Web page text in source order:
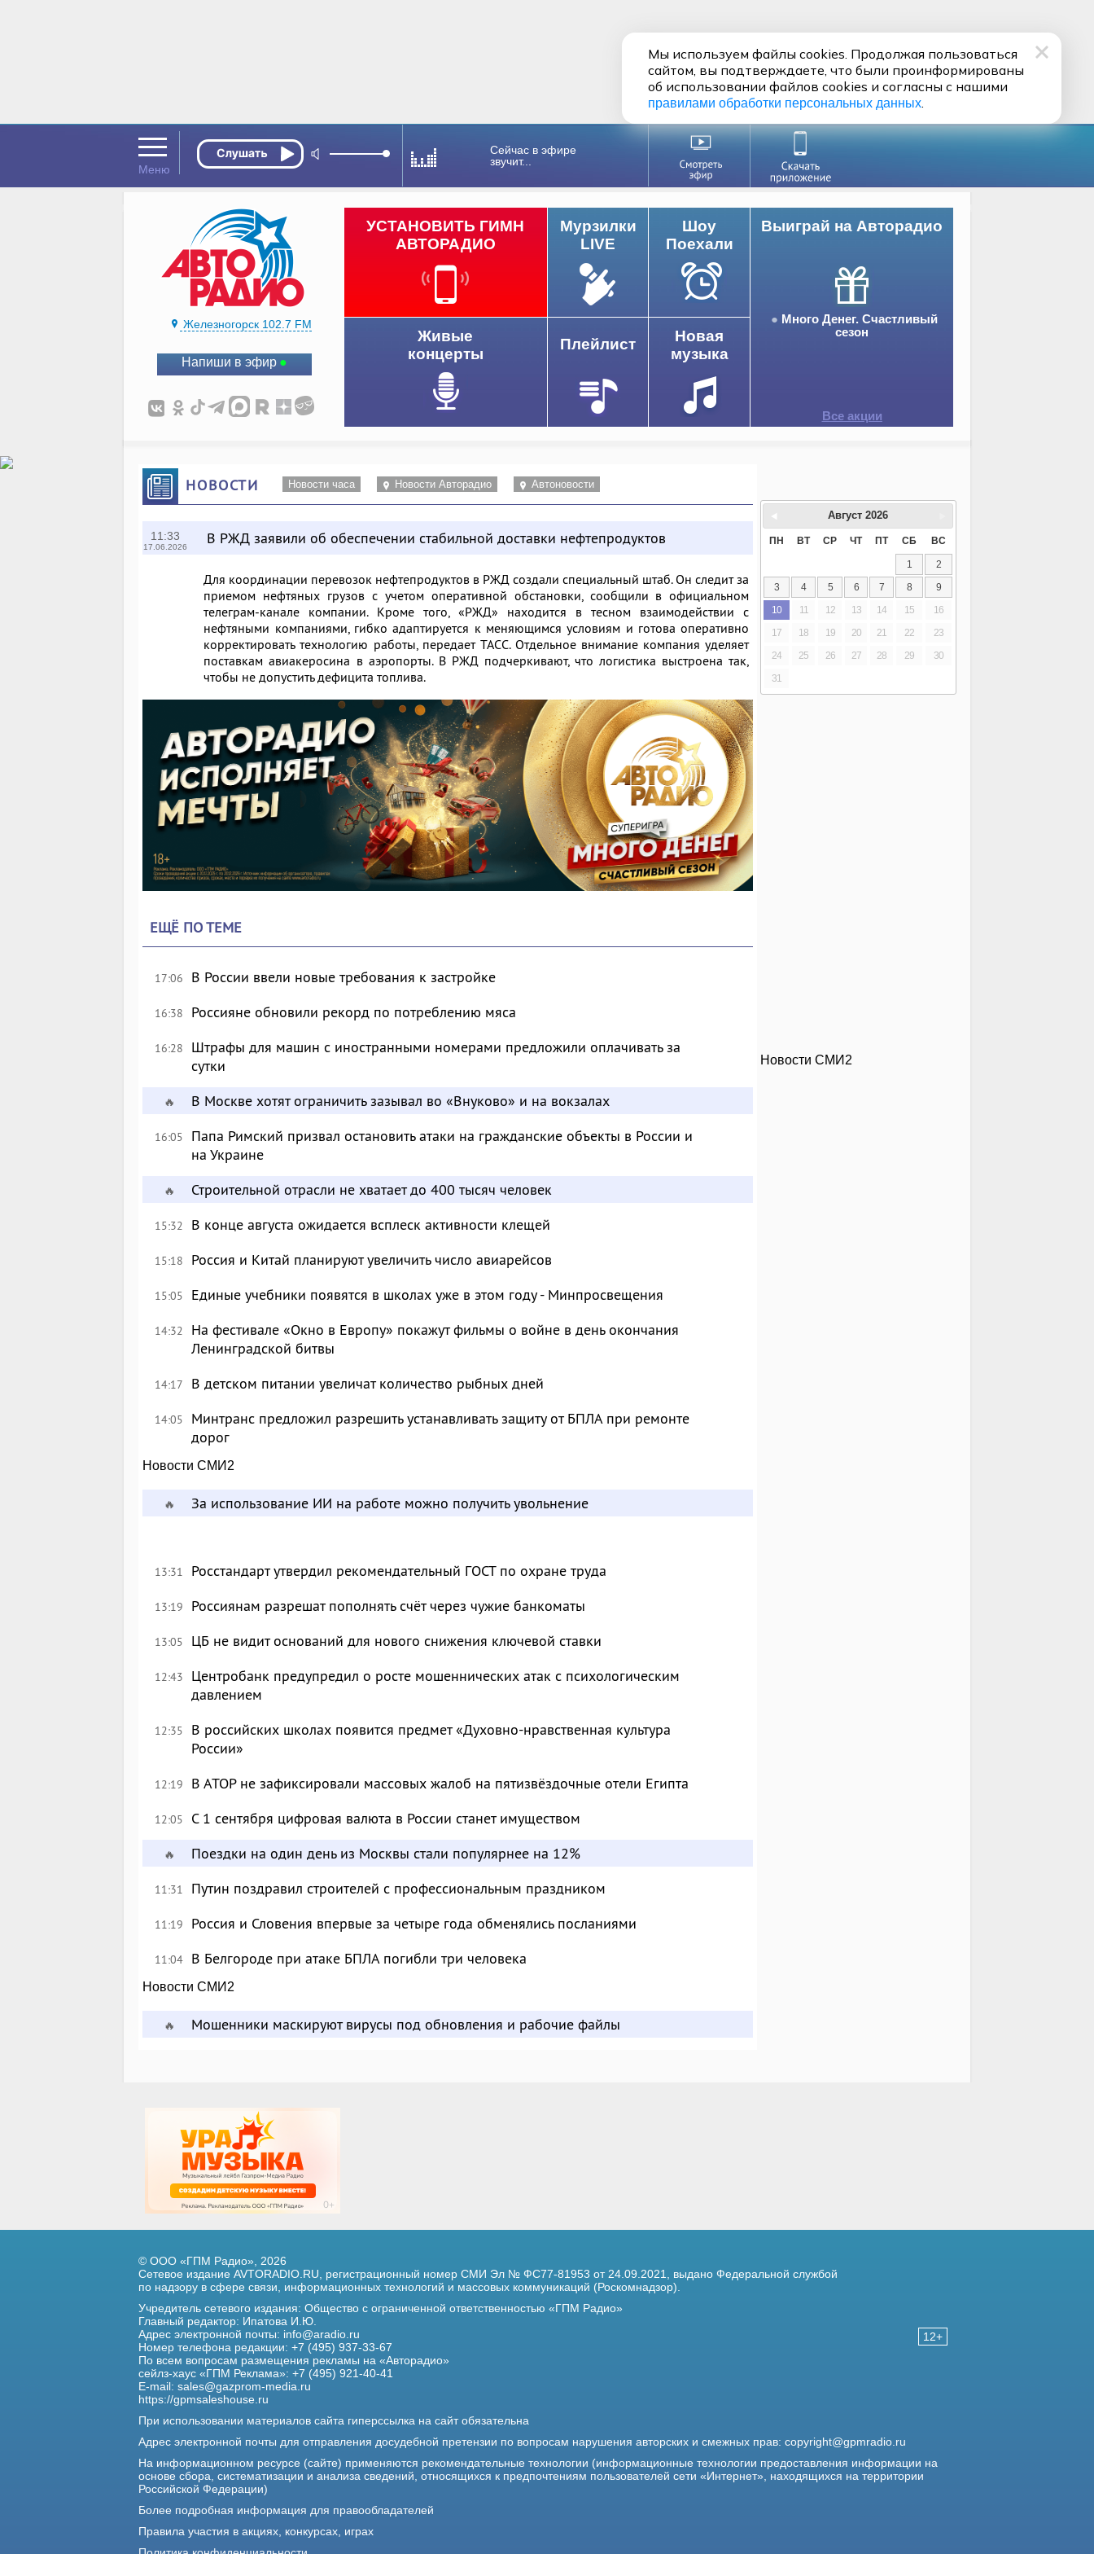
Сейчас в эфире
звучит...
Железногорск 102.7 FM
Напиши в эфир
Выиграй на Авторадио
Много Денег. Счастливый
сезон
Все акции
УСТАНОВИТЬ ГИМН
АВТОРАДИО
Мурзилки
LIVE
Шоу
Поехали
Живые
концерты
Плейлист
Новая
музыка
НОВОСТИ Новости часа Новости Авторадио Автоновости
11:33
17.06.2026 В РЖД заявили об обеспечении стабильной доставки нефтепродуктов
Для координации перевозок нефтепродуктов в РЖД создали специальный штаб. Он следит за
приемом нефтяных грузов с учетом оперативной обстановки, сообщили в официальном
телеграм-канале компании. Кроме того, «РЖД» находится в тесном взаимодействии с
нефтяными компаниями, гибко адаптируется к меняющимся условиям и готова оперативно
корректировать технологию работы, передает ТАСС. Отдельное внимание компания уделяет
поставкам авиакеросина в аэропорты. В РЖД подчеркивают, что логистика выстроена так,
чтобы не допустить дефицита топлива.
ЕЩЁ ПО ТЕМЕ
17:06 В России ввели новые требования к застройке
16:38 Россияне обновили рекорд по потреблению мяса
16:28
Штрафы для машин с иностранными номерами предложили оплачивать за
сутки
🔥 В Москве хотят ограничить зазывал во «Внуково» и на вокзалах
16:05
Папа Римский призвал остановить атаки на гражданские объекты в России и
на Украине
🔥 Строительной отрасли не хватает до 400 тысяч человек
15:32 В конце августа ожидается всплеск активности клещей
15:18 Россия и Китай планируют увеличить число авиарейсов
15:05 Единые учебники появятся в школах уже в этом году - Минпросвещения
14:32
На фестивале «Окно в Европу» покажут фильмы о войне в день окончания
Ленинградской битвы
14:17 В детском питании увеличат количество рыбных дней
14:05
Минтранс предложил разрешить устанавливать защиту от БПЛА при ремонте
дорог
Новости СМИ2
🔥 За использование ИИ на работе можно получить увольнение
13:31 Росстандарт утвердил рекомендательный ГОСТ по охране труда
13:19 Россиянам разрешат пополнять счёт через чужие банкоматы
13:05 ЦБ не видит оснований для нового снижения ключевой ставки
12:43
Центробанк предупредил о росте мошеннических атак с психологическим
давлением
12:35
В российских школах появится предмет «Духовно-нравственная культура
России»
12:19 В АТОР не зафиксировали массовых жалоб на пятизвёздочные отели Египта
12:05 С 1 сентября цифровая валюта в России станет имуществом
🔥 Поездки на один день из Москвы стали популярнее на 12%
11:31 Путин поздравил строителей с профессиональным праздником
11:19 Россия и Словения впервые за четыре года обменялись посланиями
11:04 В Белгороде при атаке БПЛА погибли три человека
Новости СМИ2
🔥 Мошенники маскируют вирусы под обновления и рабочие файлы
Август 2026
ПН ВТ СР ЧТ ПТ СБ ВС
1
2
3
4 5 6 7 8
9
10
11 12 13 14 15
16
17
18 19 20 21 22
23
24
25 26 27 28 29
30
31
Новости СМИ2
12+
© ООО «ГПМ Радио», 2026
Сетевое издание AVTORADIO.RU, регистрационный номер СМИ Эл № ФС77-81953 от 24.09.2021, выдано Федеральной службой
по надзору в сфере связи, информационных технологий и массовых коммуникаций (Роскомнадзор).
Учредитель сетевого издания: Общество с ограниченной ответственностью «ГПМ Радио»
Главный редактор: Ипатова И.Ю.
Адрес электронной почты: info@aradio.ru
Номер телефона редакции: +7 (495) 937-33-67
По всем вопросам размещения рекламы на «Авторадио»
сейлз-хаус «ГПМ Реклама»: +7 (495) 921-40-41
E-mail: sales@gazprom-media.ru
https://gpmsaleshouse.ru
При использовании материалов сайта гиперссылка на сайт обязательна
Адрес электронной почты для отправления досудебной претензии по вопросам нарушения авторских и смежных прав: copyright@gpmradio.ru
На информационном ресурсе (сайте) применяются рекомендательные технологии (информационные технологии предоставления информации на
основе сбора, систематизации и анализа сведений, относящихся к предпочтениям пользователей сети «Интернет», находящихся на территории
Российской Федерации)
Более подробная информация для правообладателей
Правила участия в акциях, конкурсах, играх
Мы используем файлы cookies. Продолжая пользоваться
сайтом, вы подтверждаете, что были проинформированы
об использовании файлов cookies и согласны с нашими
правилами обработки персональных данных.